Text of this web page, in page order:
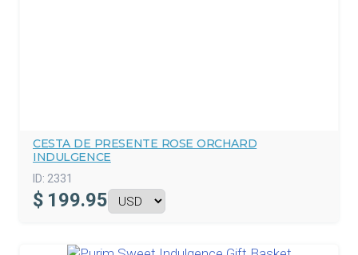
CESTA DE PRESENTE ROSE ORCHARD
INDULGENCE
ID: 2331
$ 199.95